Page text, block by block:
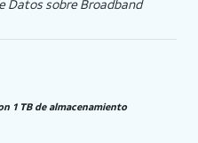
Datos sobre Broadband
1 TB de almacenamiento